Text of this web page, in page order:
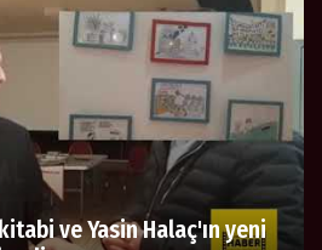
ve Yasin Halaç'ın yeni